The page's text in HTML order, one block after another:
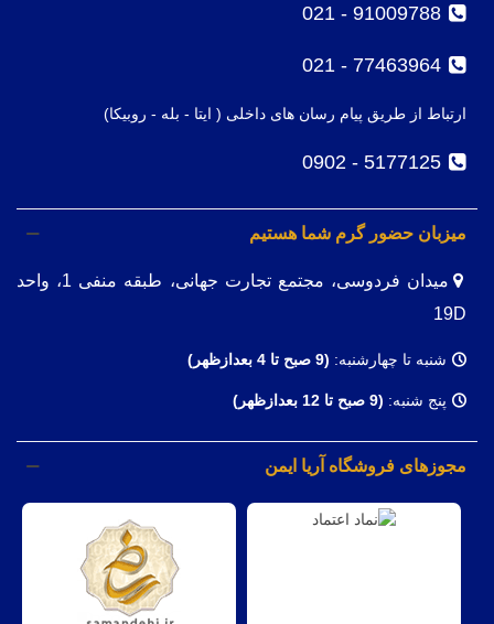
91009788 - 021
77463964 - 021
ارتباط از طریق پیام رسان های داخلی ( ایتا - بله - روبیکا)
5177125 - 0902
میزبان حضور گرم شما هستیم
میدان فردوسی، مجتمع تجارت جهانی، طبقه منفی 1، واحد
19D
شنبه تا چهارشنبه: (9 صبح تا 4 بعدازظهر)
پنج شنبه: (9 صبح تا 12 بعدازظهر)
مجوزهای فروشگاه آریا ایمن